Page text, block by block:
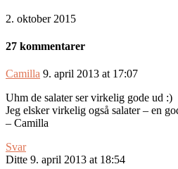
2. oktober 2015
27 kommentarer
Camilla 9. april 2013 at 17:07
Uhm de salater ser virkelig gode ud :)
Jeg elsker virkelig også salater – en
– Camilla
Svar
Ditte 9. april 2013 at 18:54